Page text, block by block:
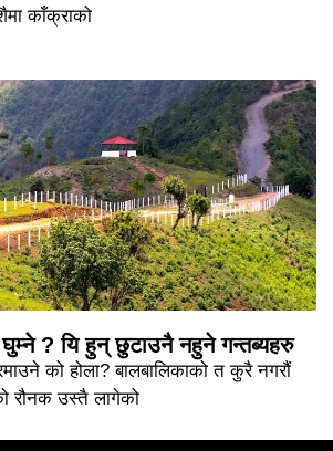
काँक्राको
घुम्ने ? यि हुन् छुटाउनै नहुने गन्तब्यहरु
को होला? बालबालिकाको त कुरै नगरौं
रौनक उस्तै लागेको